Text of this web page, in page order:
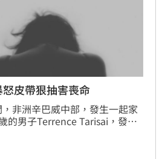
皮帶狠抽害喪命
非洲辛巴威中部，發生一起家
的男子Terrence Tarisai，發現
發現，妹妹竟同時跟6名男子